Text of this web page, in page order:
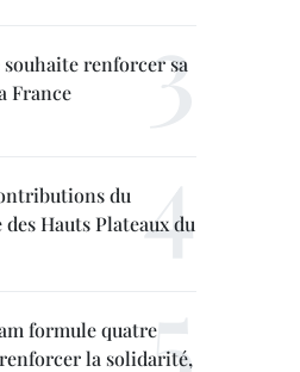
renforcer sa
France
du
Hauts Plateaux du
formule quatre
la solidarité,